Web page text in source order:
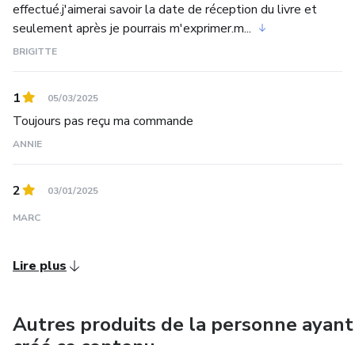
effectué.j'aimerai savoir la date de réception du livre et
seulement après je pourrais m'exprimer.m...
BRIGITTE
1 05/03/2025
Toujours pas reçu ma commande
ANNIE
2 03/01/2025
MARC
Lire plus
Autres produits de la personne ayant